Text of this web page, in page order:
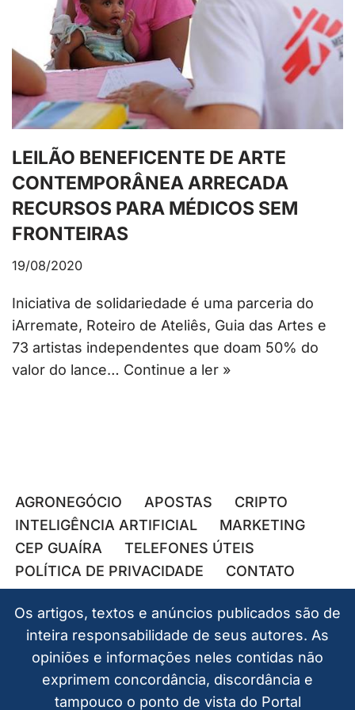
LEILÃO BENEFICENTE DE ARTE
CONTEMPORÂNEA ARRECADA
RECURSOS PARA MÉDICOS SEM
FRONTEIRAS
19/08/2020
Iniciativa de solidariedade é uma parceria do
iArremate, Roteiro de Ateliês, Guia das Artes e
73 artistas independentes que doam 50% do
valor do lance… Continue a ler »
AGRONEGÓCIO APOSTAS
CRIPTO
INTELIGÊNCIA ARTIFICIAL
MARKETING
CEP GUAÍRA
TELEFONES ÚTEIS
POLÍTICA DE PRIVACIDADE
CONTATO
Os artigos, textos e anúncios publicados são de
inteira responsabilidade de seus autores. As
opiniões e informações neles contidas não
exprimem concordância, discordância e
tampouco o ponto de vista do Portal